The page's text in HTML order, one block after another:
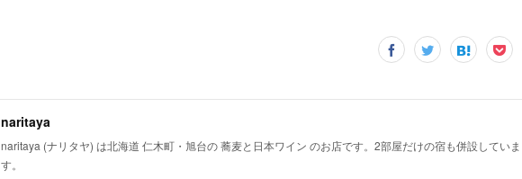
naritaya
naritaya (ナリタヤ) は北海道 仁木町・旭台の 蕎麦と日本ワイン のお店です。2部屋だけの宿も併設していま
す。